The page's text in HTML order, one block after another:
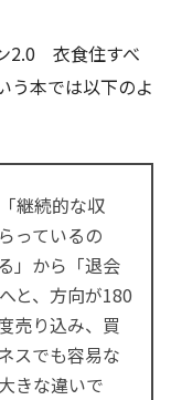
2.0 衣食住すべ
う本では以下のよ
継続的な収
っているの
」から「退会
と、方向が180
売り込み、買
スでも容易な
きな違いで